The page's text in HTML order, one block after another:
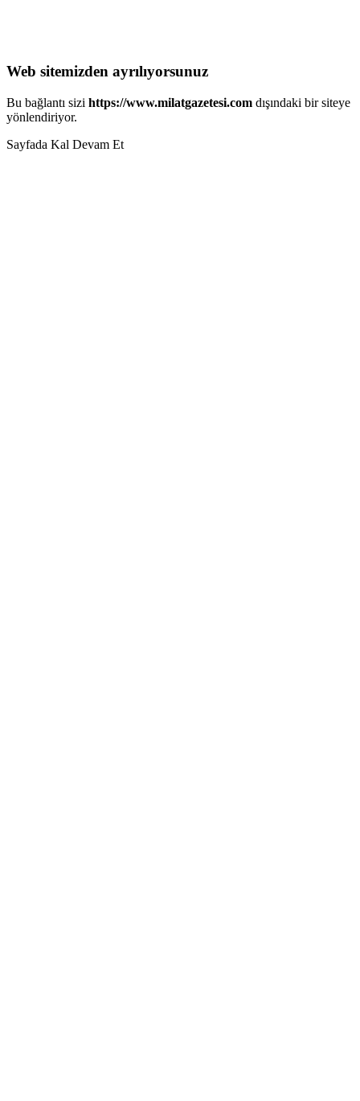
Web sitemizden ayrılıyorsunuz
Bu bağlantı sizi https://www.milatgazetesi.com dışındaki bir siteye
yönlendiriyor.
Sayfada Kal Devam Et